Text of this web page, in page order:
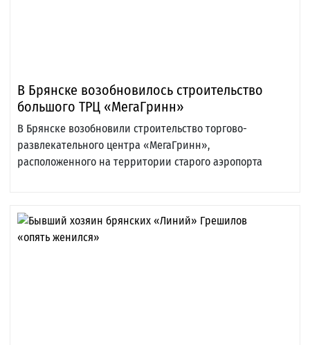
В Брянске возобновилось строительство
большого ТРЦ «МегаГринн»
В Брянске возобновили строительство торгово-
развлекательного центра «МегаГринн»,
расположенного на территории старого аэропорта